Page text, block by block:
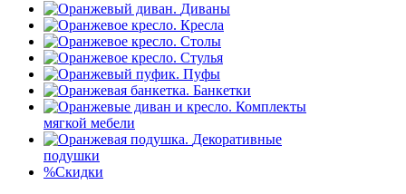
Диваны
Кресла
Столы
Стулья
Пуфы
Банкетки
Комплекты
мягкой мебели
Декоративные
подушки
%Скидки